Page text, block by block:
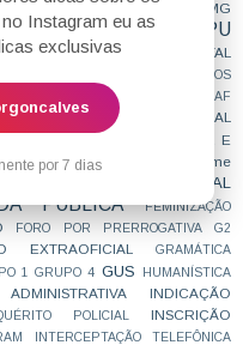
Instagram eu as
exclusivas
por 7 dias
DPEAP DPECE DPEMA
DPEMG
DPESC DPESP DPF DPU
CAIU ECA ECONOMICO EDITAL
EMBARGOS
ENUNCIADOS DAS CÂMARAS
ESAF
ESCRIVÃO DE POLÍCIA ESSENCIAL
ESTUDAR E
CASO EXAME DA ORDEM
exame
EXECUÇÃO PENAL
PÚBLICA FEMINIZAÇÃO
FORO POR PRERROGATIVA
G2
EXTRAOFICIAL GRAMÁTICA
1 GRUPO 4 GUS
HUMANÍSTICA
INDICAÇÃO
POLICIAL
INSCRIÇÃO
INTERCEPTAÇÃO TELEFÔNICA